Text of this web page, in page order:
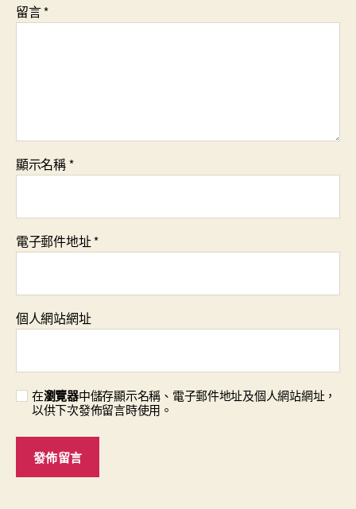
留言*
顯示名稱*
電子郵件地址*
個人網站網址
在瀏覽器中儲存顯示名稱、電子郵件地址及個人網站網址，
以供下次發佈留言時使用。